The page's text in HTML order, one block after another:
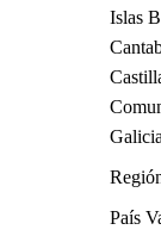
Islas
Galicia
País